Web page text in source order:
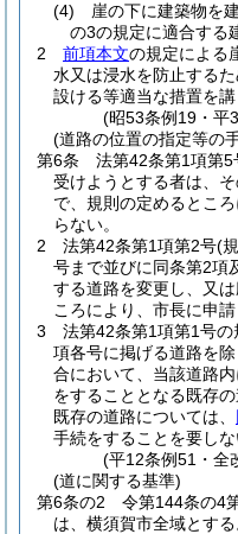
(4)
崖の下に建築物を
の3の規定に適合する
2
前項本文の規定による
水又は浸水を防止する
設ける等適当な措置を講
(昭53条例19・平
(道路の位置の指定等の
第6条
法第42条第1項第
受けようとする者は、
で、規則の定めるとこ
らない。
2
法第42条第1項第2号(
号まで並びに同条第2項
する道路を変更し、又
ころにより、市長に申
3
法第42条第1項第1号
項各号に掲げる道路を
合において、当該道路内
をすることとなる既存
既存の道路については、
手続をすることを要しな
(平12条例51・全
(道に関する基準)
第6条の2
令第144条の4
は、横須賀市全域とする